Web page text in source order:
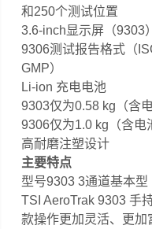
和250个测试位置
3.6-inch显示屏（9303
9306测试报告格式（
GMP）
Li-ion 充电电池
9303仅为0.58 kg（含
9306仅为1.0 kg（含电
高耐磨注塑设计
主要特点
型号9303 3通道基本型
TSI AeroTrak 9303 手
款操作更加灵活、更